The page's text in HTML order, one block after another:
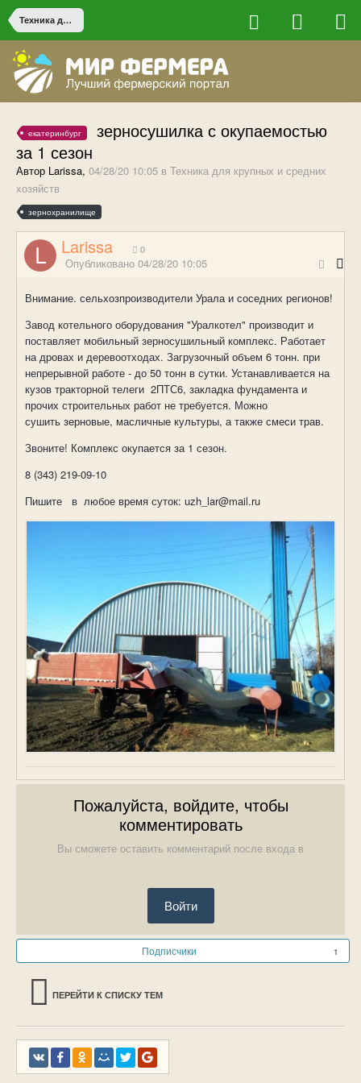
Техника для крупных и средних хозяйств
екатеринбург
зерносушилка с окупаемостью
за 1 сезон
Автор Larissa, 04/28/20 10:05 в Техника для крупных и средних
хозяйств
зернохранилище
Larissa 0
Опубликовано 04/28/20 10:05
Внимание. сельхозпроизводители Урала и соседних регионов!
Завод котельного оборудования "Уралкотел" производит и
поставляет мобильный зерносушильный комплекс. Работает
на дровах и деревоотходах. Загрузочный объем 6 тонн. при
непрерывной работе - до 50 тонн в сутки. Устанавливается на
кузов тракторной телеги 2ПТС6, закладка фундамента и
прочих строительных работ не требуется. Можно
сушить зерновые, масличные культуры, а также смеси трав.
Звоните! Комплекс окупается за 1 сезон.
8 (343) 219-09-10
Пишите в любое время суток: uzh_lar@mail.ru
Пожалуйста, войдите, чтобы
комментировать
Вы сможете оставить комментарий после входа в
Войти
Подписчики 1
ПЕРЕЙТИ К СПИСКУ ТЕМ